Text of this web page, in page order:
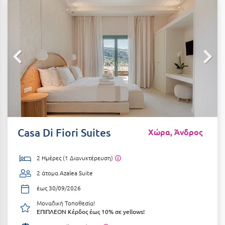
Αλισσός Αχαΐας
Αλόννησος
Αμαλιάδα
Αμάρυνθος
Ανάβυσσος
Άνδρος
Αντίπαρος
ΤΎΠΟΣ ΔΙΑΤΡΟΦΉΣ
Πρωινό
Ημιδιατροφή
Ημιδιατροφή + Ποτά
Πλήρης Διατροφή
Δύο Γεύματα + Ποτά
ΤΎΠΟΣ ΚΑΤΑΛΎΜΑΤΟΣ
Ξενοδοχεία 1 Αστέρι
Ξενοδοχεία 2 Αστέρων
Casa Di Fiori Suites Χώρα, Άνδρος
2 Ημέρες (1 Διανυκτέρευση)
2 άτομα Azalea Suite
έως 30/09/2026
Μοναδική Τοποθεσία!
ΕΠΙΠΛΕΟΝ Κέρδος έως 10% σε yellows!